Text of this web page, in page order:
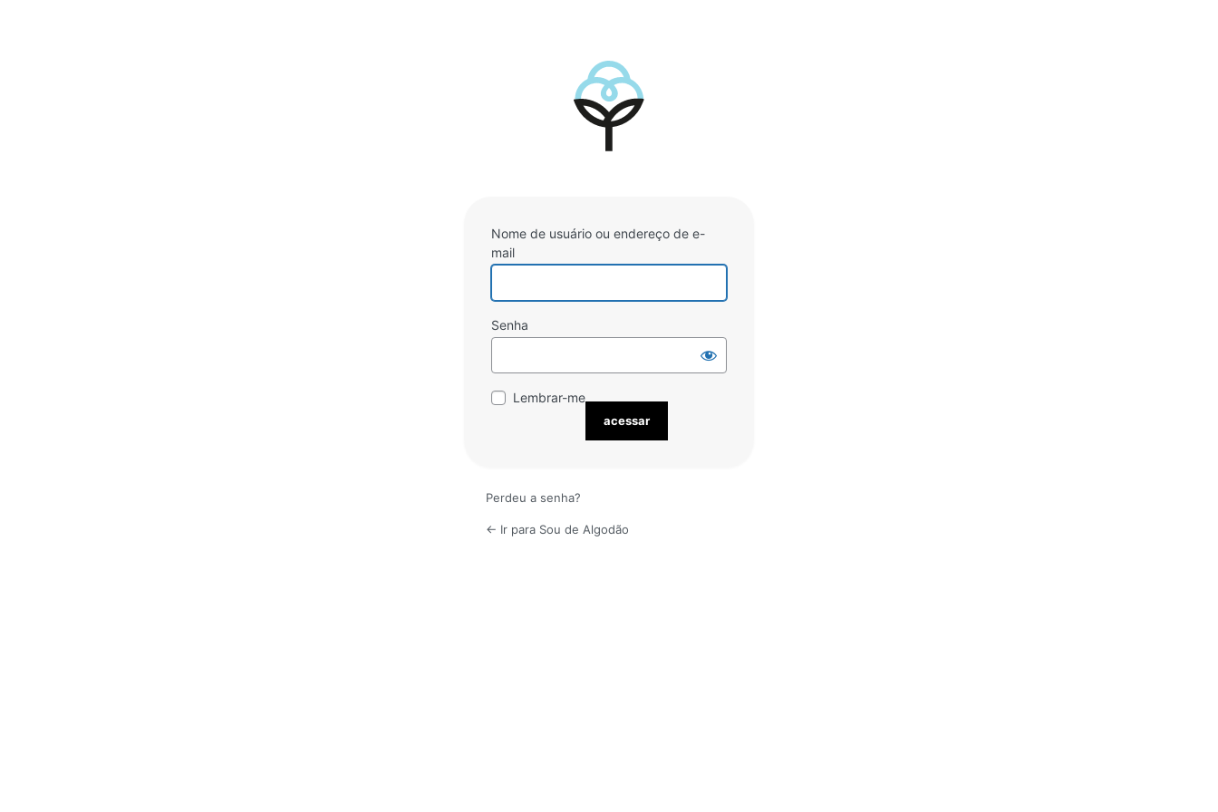
Nome de usuário ou endereço de e-
mail
Senha
Lembrar-me
Perdeu a senha?
← Ir para Sou de Algodão